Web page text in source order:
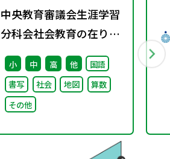
中央教育審議会生涯学習
分科会社会教育の在り方
に関する特別部会（第1
回） 配布資料
小 中 高 他
国語
書写
社会 地図
算数
その他